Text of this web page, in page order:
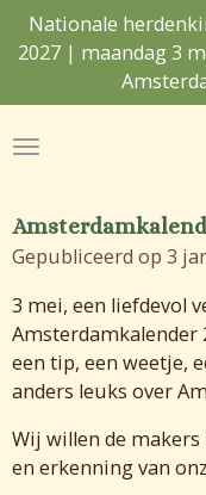
Ga
direct
de
hoofdinhoud
Nationale
2027 | maandag 3
Gepubliceerd op 3
3 mei, een liefdevol
Amsterdamkalender
een tip, een weetje,
anders leuks over
Wij willen de
en erkenning van